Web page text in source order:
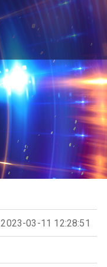
2023-03-11 12:28:51